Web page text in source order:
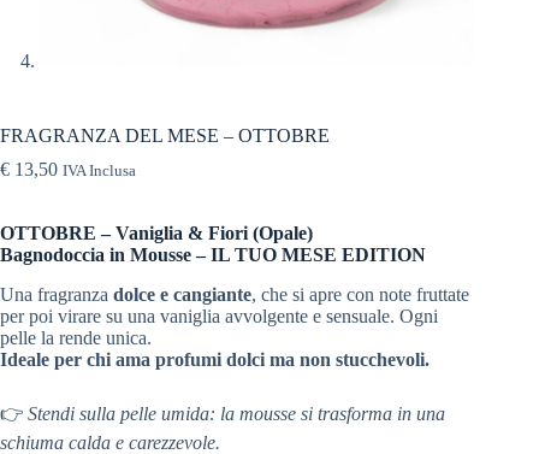
FRAGRANZA DEL MESE – OTTOBRE
€ 13,50 IVA Inclusa
OTTOBRE – Vaniglia & Fiori (Opale)
Bagnodoccia in Mousse – IL TUO MESE EDITION
Una fragranza dolce e cangiante, che si apre con note fruttate
per poi virare su una vaniglia avvolgente e sensuale. Ogni
pelle la rende unica.
Ideale per chi ama profumi dolci ma non stucchevoli.
👉 Stendi sulla pelle umida: la mousse si trasforma in una
schiuma calda e carezzevole.